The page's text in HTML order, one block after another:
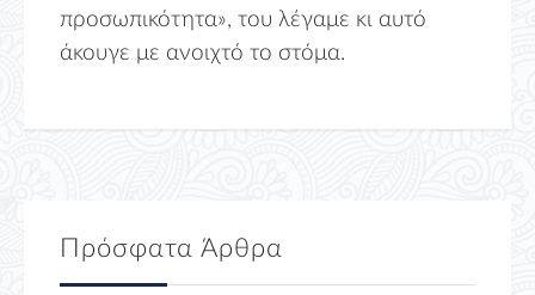
προσωπικότητα», του λέγαμε κι αυτό
άκουγε με ανοιχτό το στόμα.
Πρόσφατα Άρθρα